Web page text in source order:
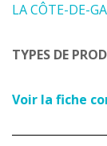
LA CÔTE-DE-
TYPES DE
Voir la fiche